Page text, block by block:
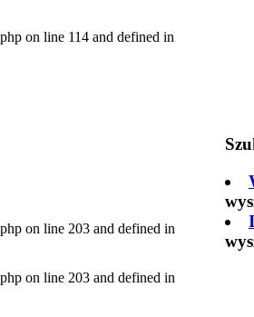
on line 114 and defined in
on line 203 and defined in
on line 203 and defined in